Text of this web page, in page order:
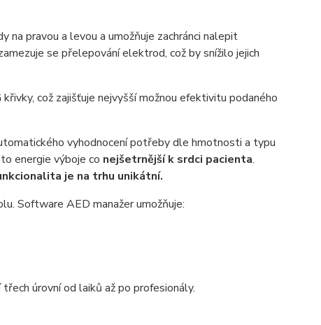
pravou a levou a umožňuje zachránci nalepit
se přelepování elektrod, což by snížilo jejich
což zajišťuje nejvyšší možnou efektivitu podaného
vyhodnocení potřeby dle hmotnosti a typu
energie výboje co nejšetrnější k srdci pacienta.
je na trhu unikátní.
Software AED manažer umožňuje:
úrovní od laiků až po profesionály.